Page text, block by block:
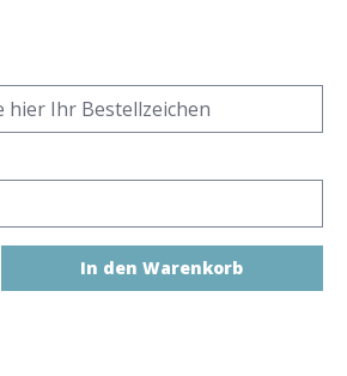
Gib den gewünschten
In den Warenkorb